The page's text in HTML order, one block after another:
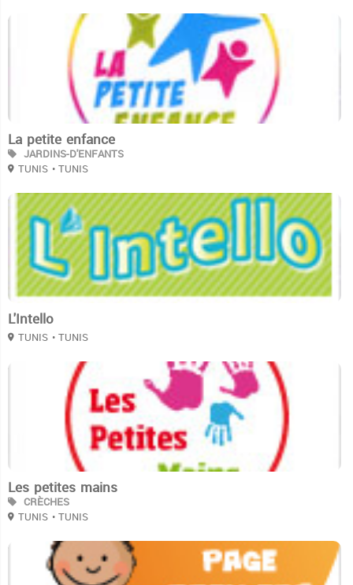
La petite enfance
JARDINS-D'ENFANTS
TUNIS • TUNIS
3
L'Intello
TUNIS • TUNIS
Les petites mains
CRÈCHES
TUNIS • TUNIS